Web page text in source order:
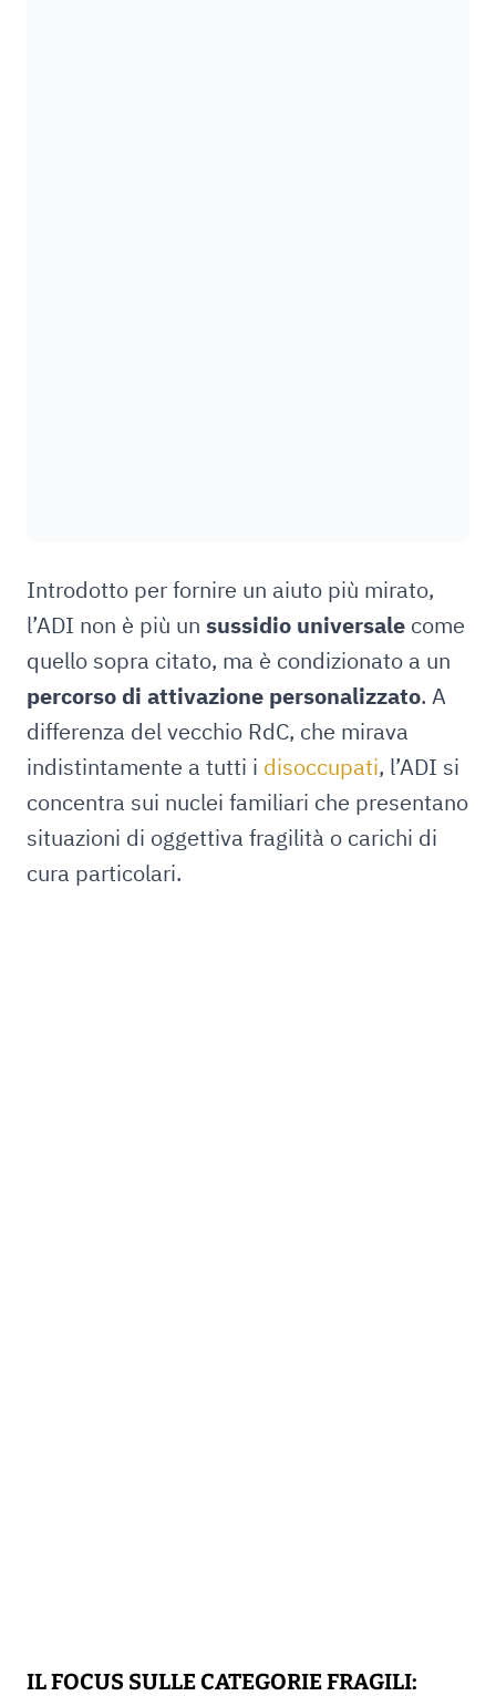
Introdotto per fornire un aiuto più mirato,
l’ADI non è più un sussidio universale come
quello sopra citato, ma è condizionato a un
percorso di attivazione personalizzato. A
differenza del vecchio RdC, che mirava
indistintamente a tutti i disoccupati, l’ADI si
concentra sui nuclei familiari che presentano
situazioni di oggettiva fragilità o carichi di
cura particolari.
IL FOCUS SULLE CATEGORIE FRAGILI: